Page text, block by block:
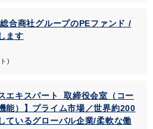
合商社グループのPEファンド /
ます
)
エキスパート_取締役会室（コー
能）】プライム市場／世界約200
ているグローバル企業/柔軟な働